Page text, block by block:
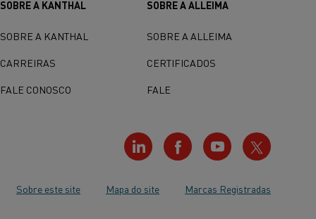
SOBRE A KANTHAL
SOBRE A KANTHAL
CARREIRAS
FALE CONOSCO
SOBRE A ALLEIMA
SOBRE A ALLEIMA
CERTIFICADOS
FALE
Sobre este site Mapa do site Marcas Registradas